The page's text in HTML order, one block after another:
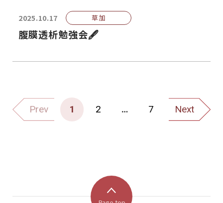
2025.10.17 草加
腹膜透析勉強会🖋
Prev 1 2 … 7 Next